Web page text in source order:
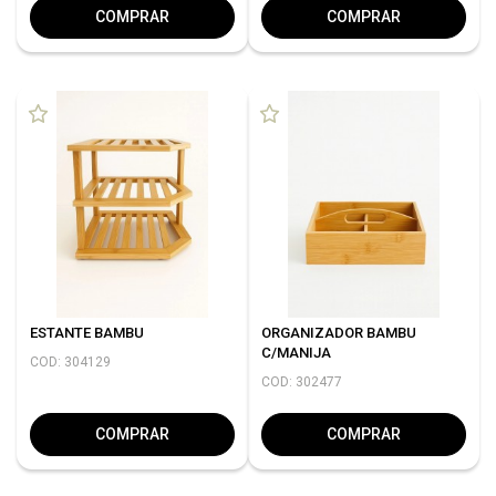
COMPRAR COMPRAR
ESTANTE BAMBU
COD: 304129
COMPRAR
ORGANIZADOR BAMBU
C/MANIJA
COD: 302477
COMPRAR